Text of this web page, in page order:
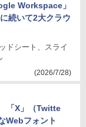
Workspace」
続いて2大クラウ
ドシート、スライ
(2026/7/28)
「X」（Twitte
Webフォント